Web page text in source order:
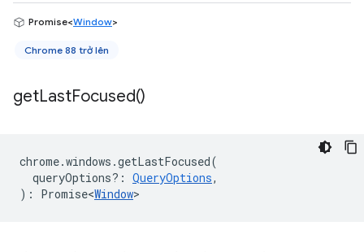
Promise<Window>
Chrome 88 trở lên
getLastFocused()
chrome.windows .getLastFocused(
queryOptions? : QueryOptions,
) : Promise<Window>